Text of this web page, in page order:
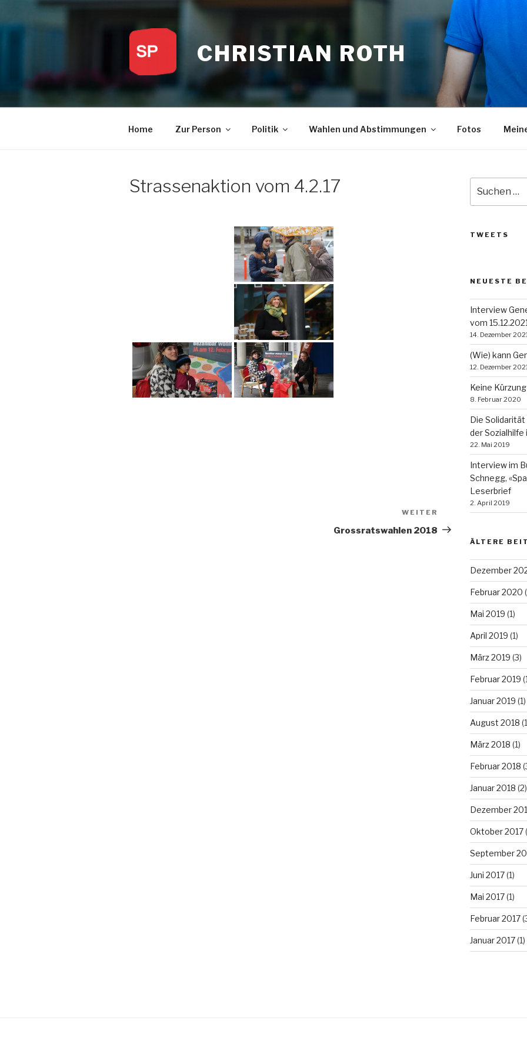
Inhalt
CHRISTIAN ROTH
Home Zur Person Politik Wahlen und Abstimmungen Fotos
Strassenaktion vom 4.2.17
Nächster
Beitrag
WEITER
Grossratswahlen 2018
nach:
TWEETS
NEUESTE
Interview
vom 15.12.2021
14. Dezember
(Wie) kann
12. Dezember
Keine
8. Februar 2020
Die
der Sozialhilfe
22. Mai 2019
Interview im
Schnegg,
Leserbrief
2. April 2019
ÄLTERE
Dezember
Februar 2020
Mai 2019 (1)
April 2019 (1)
März 2019 (3)
Februar 2019
Januar 2019 (1)
August 2018
März 2018 (1)
Februar 2018
Januar 2018 (2)
Dezember
Oktober 2017
September
Juni 2017(1)
Mai 2017(1)
Februar 2017
Januar 2017(1)